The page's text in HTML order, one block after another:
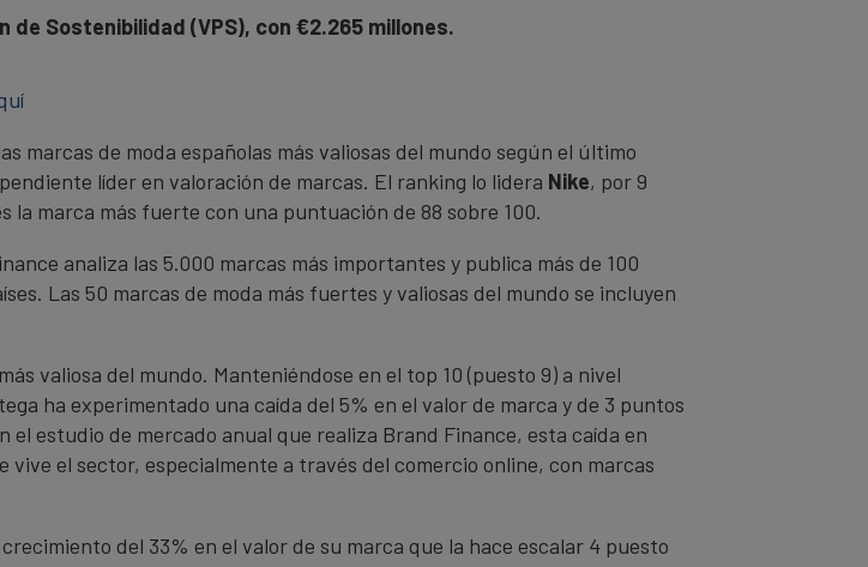
de Sostenibilidad (VPS), con €2.265 millones.
marcas de moda españolas más valiosas del mundo según el último
líder en valoración de marcas. El ranking lo lidera Nike, por 9
la marca más fuerte con una puntuación de 88 sobre 100.
analiza las 5.000 marcas más importantes y publica más de 100
Las 50 marcas de moda más fuertes y valiosas del mundo se incluyen
valiosa del mundo. Manteniéndose en el top 10 (puesto 9) a nivel
ha experimentado una caída del 5% en el valor de marca y de 3 puntos
estudio de mercado anual que realiza Brand Finance, esta caída en
el sector, especialmente a través del comercio online, con marcas
del 33% en el valor de su marca que la hace escalar 4 puesto